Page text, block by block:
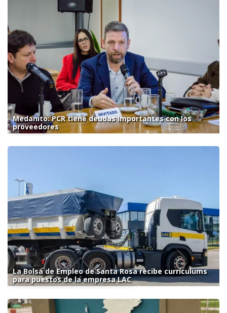
Medanito: PCR tiene deudas importantes con los
proveedores
La Bolsa de Empleo de Santa Rosa recibe currículums
para puestos de la empresa LAC